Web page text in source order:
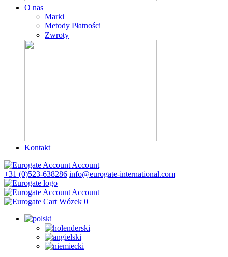
O nas
Marki
Metody Płatności
Zwroty
Kontakt
Account
+31 (0)523-638286 info@eurogate-international.com
Account
Wózek 0